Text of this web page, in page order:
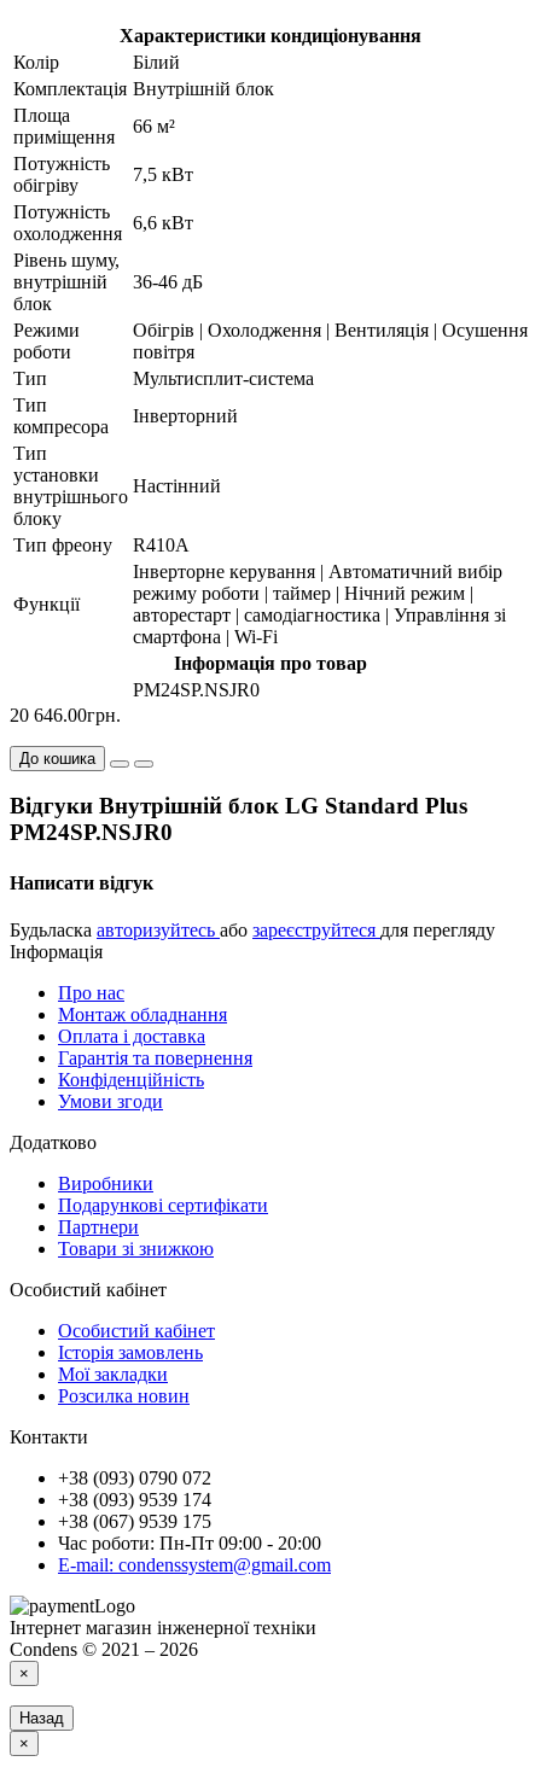
Характеристики кондиціонування
Колір
Білий
Комплектація Внутрішній блок
Площа
приміщення
66 м²
Потужність
обігріву
7,5 кВт
Потужність
охолодження
6,6 кВт
Рівень шуму,
внутрішній
блок
36-46 дБ
Режими
роботи
Обігрів | Охолодження | Вентиляція | Осушення
повітря
Тип
Мультисплит-система
Тип
компресора
Інверторний
Тип
установки
внутрішнього
блоку
Настінний
Тип фреону R410А
Функції
Інверторне керування | Автоматичний вибір
режиму роботи | таймер | Нічний режим |
авторестарт | самодіагностика | Управління зі
смартфона | Wi-Fi
Інформація про товар
PM24SP.NSJR0
20 646.00грн.
До кошика
Відгуки Внутрішній блок LG Standard Plus
PM24SP.NSJR0
Написати відгук
Будьласка авторизуйтесь або зареєструйтеся для перегляду
Інформація
Про нас
Монтаж обладнання
Оплата і доставка
Гарантія та повернення
Конфіденційність
Умови згоди
Додатково
Виробники
Подарункові сертифікати
Партнери
Товари зі знижкою
Особистий кабінет
Особистий кабінет
Історія замовлень
Мої закладки
Розсилка новин
Контакти
+38 (093) 0790 072
+38 (093) 9539 174
+38 (067) 9539 175
Час роботи: Пн-Пт 09:00 - 20:00
E-mail: condenssystem@gmail.com
Інтернет магазин інженерної техніки
Condens © 2021 – 2026
×
Назад
×